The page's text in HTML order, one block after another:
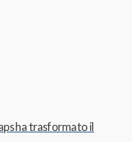
ha trasformato il